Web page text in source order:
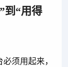
到“用得
须用起来，